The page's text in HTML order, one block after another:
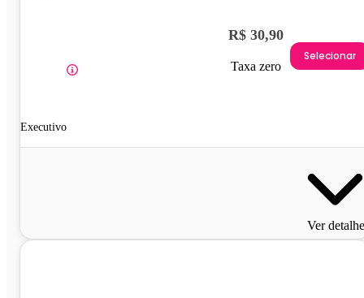
Executivo
R$ 30,90
Taxa zero
Selecionar
Ver